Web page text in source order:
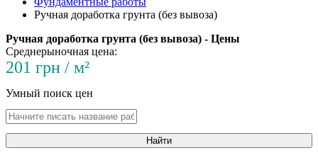
Ручная доработка грунта (без вывоза)
Ручная доработка грунта (без вывоза) - Цены
Среднерыночная цена:
201 грн / м²
Умный поиск цен
Найти